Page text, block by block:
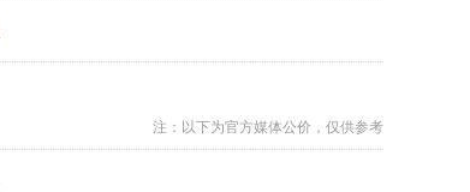
注：以下为官方媒体公价，仅供参考